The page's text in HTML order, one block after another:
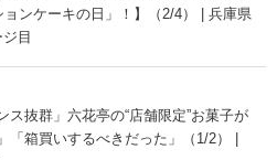
ョンケーキの日」！】（2/4） | 兵庫県
目
ス抜群」六花亭の“店舗限定”お菓子が
箱買いするべきだった」（1/2） |